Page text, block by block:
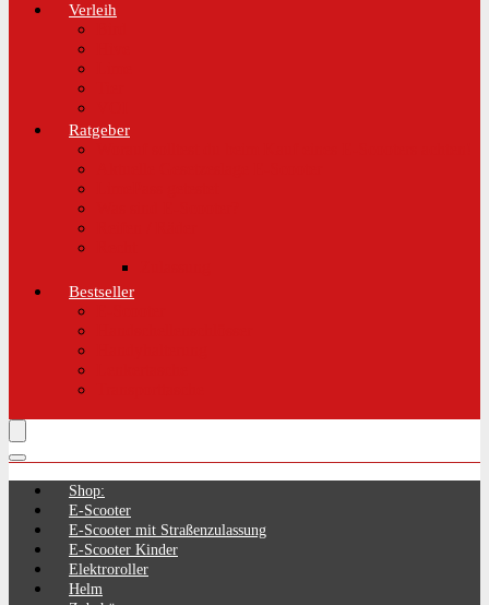
Verleih
Ratgeber
Bestseller
Shop:
E-Scooter
E-Scooter mit Straßenzulassung
E-Scooter Kinder
Elektroroller
Helm